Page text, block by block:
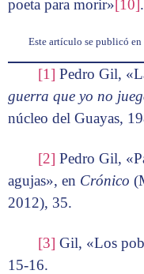
poeta para morir»[10].
Este artículo se publicó en
[1] Pedro Gil,
guerra que yo no
núcleo del Guayas,
[2] Pedro Gil,
agujas», en Crónico
2012), 35.
[3] Gil, «Los
15-16.